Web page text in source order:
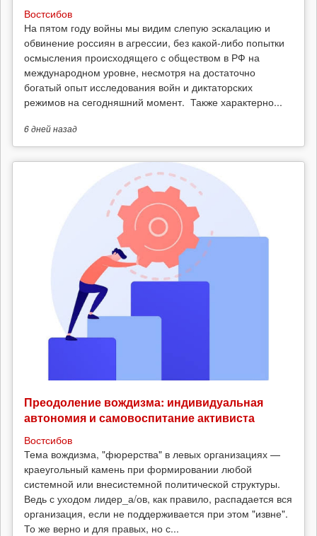
Востсибов
На пятом году войны мы видим слепую эскалацию и
обвинение россиян в агрессии, без какой-либо попытки
осмысления происходящего с обществом в РФ на
международном уровне, несмотря на достаточно
богатый опыт исследования войн и диктаторских
режимов на сегодняшний момент. Также характерно...
6 днейназад
Преодоление вождизма: индивидуальная
автономия и самовоспитание активиста
Востсибов
Тема вождизма, "фюрерства" в левых организациях —
краеугольный камень при формировании любой
системной или внесистемной политической структуры.
Ведь с уходом лидер_а/ов, как правило, распадается вся
организация, если не поддерживается при этом "извне".
То же верно и для правых, но с...